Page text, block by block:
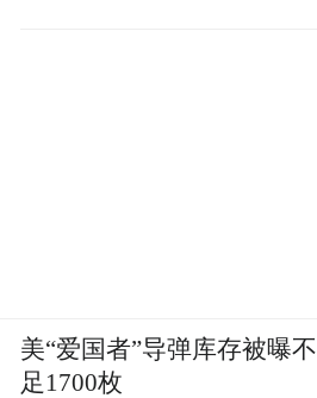
美“爱国者”导弹库存被曝不
足1700枚